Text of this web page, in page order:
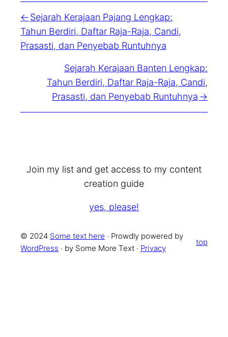
Sejarah Kerajaan Pajang Lengkap:
Tahun Berdiri, Daftar Raja-Raja, Candi,
Prasasti, dan Penyebab Runtuhnya
Sejarah Kerajaan Banten Lengkap:
Tahun Berdiri, Daftar Raja-Raja, Candi,
Prasasti, dan Penyebab Runtuhnya
Join my list and get access to my content
creation guide
yes, please!
© 2024 Some text here · Prowdly powered by
WordPress · by Some More Text · Privacy
top